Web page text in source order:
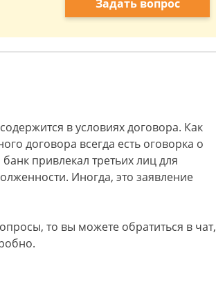
Задать вопрос
в условиях договора. Как
договора всегда есть оговорка о
привлекал третьих лиц для
Иногда, это заявление
то вы можете обратиться в чат,